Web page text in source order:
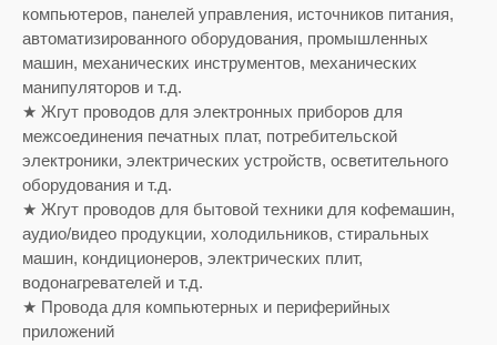
компьютеров, панелей управления, источников питания,
автоматизированного оборудования, промышленных
машин, механических инструментов, механических
манипуляторов и т.д.
★ Жгут проводов для электронных приборов для
межсоединения печатных плат, потребительской
электроники, электрических устройств, осветительного
оборудования и т.д.
★ Жгут проводов для бытовой техники для кофемашин,
аудио/видео продукции, холодильников, стиральных
машин, кондиционеров, электрических плит,
водонагревателей и т.д.
★ Провода для компьютерных и периферийных
приложений